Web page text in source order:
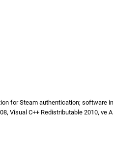
for Steam authentication; software
Visual C++ Redistributable 2010, ve